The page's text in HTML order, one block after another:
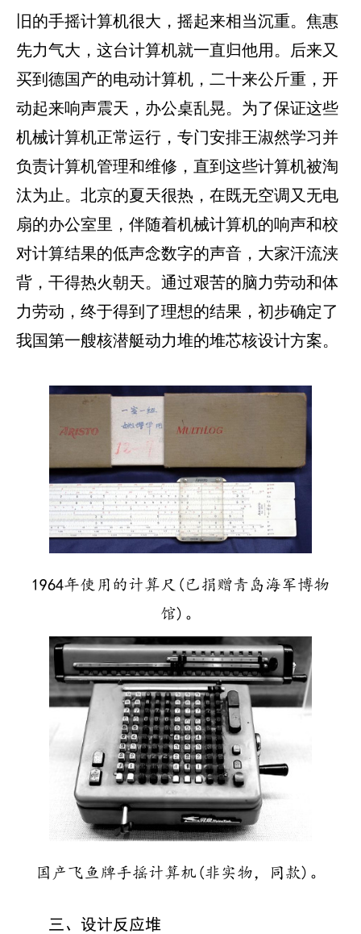
旧的手摇计算机很大，摇起来相当沉重。焦惠
先力气大，这台计算机就一直归他用。后来又
买到德国产的电动计算机，二十来公斤重，开
动起来响声震天，办公桌乱晃。为了保证这些
机械计算机正常运行，专门安排王淑然学习并
负责计算机管理和维修，直到这些计算机被淘
汰为止。北京的夏天很热，在既无空调又无电
扇的办公室里，伴随着机械计算机的响声和校
对计算结果的低声念数字的声音，大家汗流浃
背，干得热火朝天。通过艰苦的脑力劳动和体
力劳动，终于得到了理想的结果，初步确定了
我国第一艘核潜艇动力堆的堆芯核设计方案。
1964年使用的计算尺(已捐赠青岛海军博物
馆)。
国产飞鱼牌手摇计算机(非实物，同款)。
三、设计反应堆